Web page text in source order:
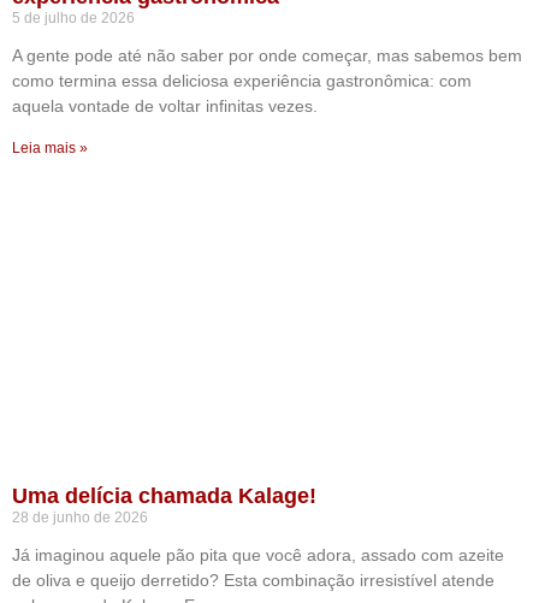
5 de julho de 2026
A gente pode até não saber por onde começar, mas sabemos bem
como termina essa deliciosa experiência gastronômica: com
aquela vontade de voltar infinitas vezes.
Leia mais »
Uma delícia chamada Kalage!
28 de junho de 2026
Já imaginou aquele pão pita que você adora, assado com azeite
de oliva e queijo derretido? Esta combinação irresistível atende